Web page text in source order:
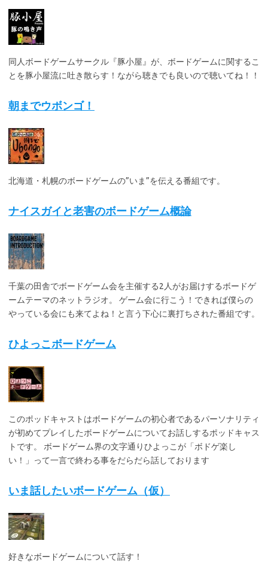
同人ボードゲームサークル『豚小屋』が、ボードゲームに関するこ
とを豚小屋流に吐き散らす！ながら聴きでも良いので聴いてね！！
朝までウボンゴ！
北海道・札幌のボードゲームの”いま”を伝える番組です。
ナイスガイと老害のボードゲーム概論
千葉の田舎でボードゲーム会を主催する2人がお届けするボードゲ
ームテーマのネットラジオ。 ゲーム会に行こう！できれば僕らの
やっている会にも来てよね！と言う下心に裏打ちされた番組です。
ひよっこボードゲーム
このポッドキャストはボードゲームの初心者であるパーソナリティ
が初めてプレイしたボードゲームについてお話しするポッドキャス
トです。 ボードゲーム界の文字通りひよっこが「ボドゲ楽し
い！」って一言で終わる事をだらだら話しております
いま話したいボードゲーム（仮）
好きなボードゲームについて話す！